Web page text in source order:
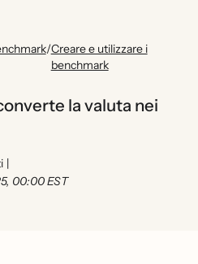
/Creare e utilizzare i
benchmark
la valuta nei
|
00:00 EST